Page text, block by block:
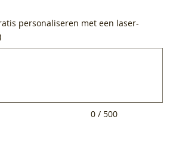
personaliseren met een laser-
0 / 500